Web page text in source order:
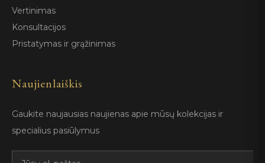
Vertinimas
Konsultacijos
Pristatymas ir grąžinimas
Naujienlaiškis
Gaukite naujausias naujienas apie mūsų kolekcijas ir
specialius pasiūlymus